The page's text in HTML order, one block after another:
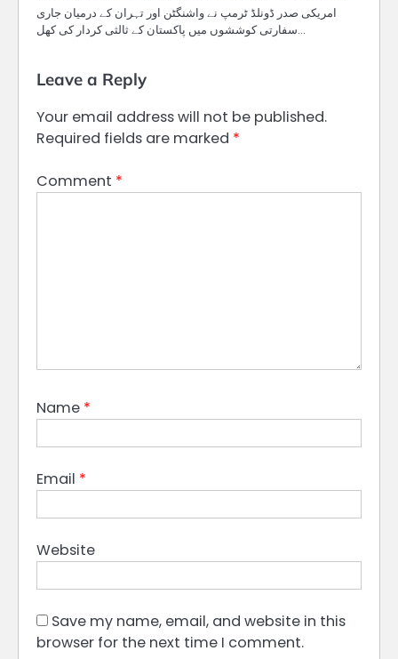
امریکی صدر ڈونلڈ ٹرمپ نے واشنگٹن اور تہران کے درمیان جاری
سفارتی کوششوں میں پاکستان کے ثالثی کردار کی کھل…
Leave a Reply
Your email address will not be published.
Required fields are marked *
Comment *
Name *
Email *
Website
Save my name, email, and website in this
browser for the next time I comment.